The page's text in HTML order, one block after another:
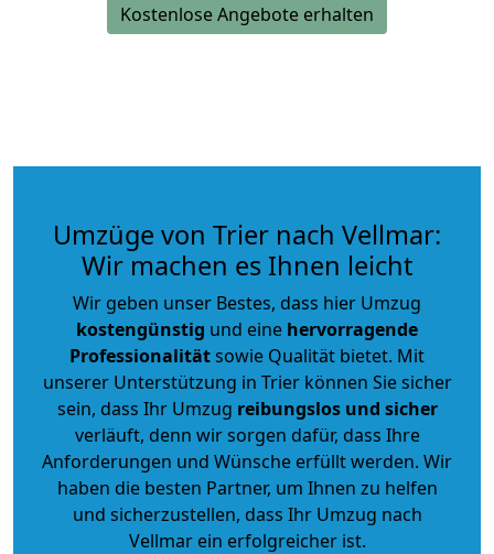
Kostenlose Angebote erhalten
Umzüge von Trier nach Vellmar:
Wir machen es Ihnen leicht
Wir geben unser Bestes, dass hier Umzug
kostengünstig und eine hervorragende
Professionalitätsowie Qualität bietet. Mit
unserer Unterstützung in Trier können Sie sicher
sein, dass Ihr Umzug reibungslos und sicher
verläuft, denn wir sorgen dafür, dass Ihre
Anforderungen und Wünsche erfüllt werden. Wir
haben die besten Partner, um Ihnen zu helfen
und sicherzustellen, dass Ihr Umzug nach
Vellmar ein erfolgreicher ist.